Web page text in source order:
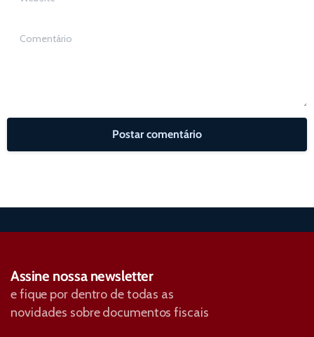
Comentário
Assine nossa newsletter
e fique por dentro de todas as
novidades sobre documentos fiscais